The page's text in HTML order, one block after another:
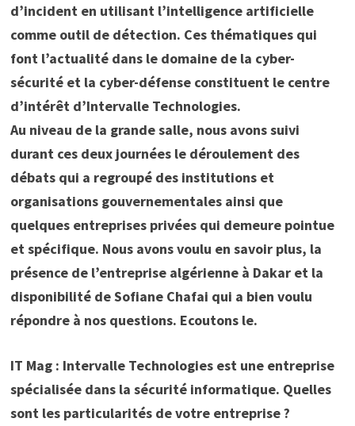
d’incident en utilisant l’intelligence artificielle
comme outil de détection. Ces thématiques qui
font l’actualité dans le domaine de la cyber-
sécurité et la cyber-défense constituent le centre
d’intérêt d’Intervalle Technologies.
Au niveau de la grande salle, nous avons suivi
durant ces deux journées le déroulement des
débats qui a regroupé des institutions et
organisations gouvernementales ainsi que
quelques entreprises privées qui demeure pointue
et spécifique. Nous avons voulu en savoir plus, la
présence de l’entreprise algérienne à Dakar et la
disponibilité de Sofiane Chafai qui a bien voulu
répondre à nos questions. Ecoutons le.
IT Mag : Intervalle Technologies est une entreprise
spécialisée dans la sécurité informatique. Quelles
sont les particularités de votre entreprise ?